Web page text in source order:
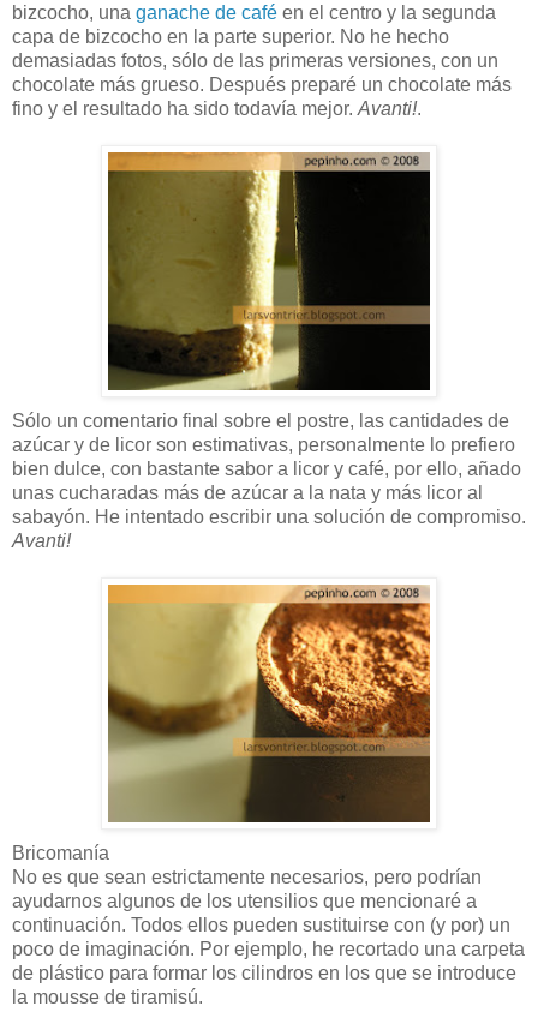
bizcocho, una ganache de café en el centro y la segunda
capa de bizcocho en la parte superior. No he hecho
demasiadas fotos, sólo de las primeras versiones, con un
chocolate más grueso. Después preparé un chocolate más
fino y el resultado ha sido todavía mejor. Avanti!.
Sólo un comentario final sobre el postre, las cantidades de
azúcar y de licor son estimativas, personalmente lo prefiero
bien dulce, con bastante sabor a licor y café, por ello, añado
unas cucharadas más de azúcar a la nata y más licor al
sabayón. He intentado escribir una solución de compromiso.
Avanti!
Bricomanía
No es que sean estrictamente necesarios, pero podrían
ayudarnos algunos de los utensilios que mencionaré a
continuación. Todos ellos pueden sustituirse con (y por) un
poco de imaginación. Por ejemplo, he recortado una carpeta
de plástico para formar los cilindros en los que se introduce
la mousse de tiramisú.